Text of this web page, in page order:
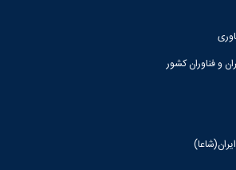
و فناوران کشور